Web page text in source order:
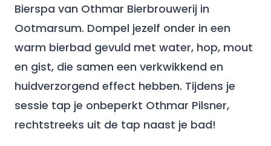
Bierspa van Othmar Bierbrouwerij in
Ootmarsum. Dompel jezelf onder in een
warm bierbad gevuld met water, hop, mout
en gist, die samen een verkwikkend en
huidverzorgend effect hebben. Tijdens je
sessie tap je onbeperkt Othmar Pilsner,
rechtstreeks uit de tap naast je bad!